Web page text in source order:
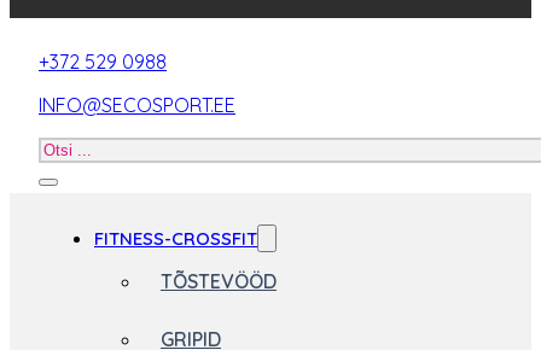
+372 529 0988
INFO@SECOSPORT.EE
Otsi
FITNESS-CROSSFIT
TÕSTEVÖÖD
GRIPID